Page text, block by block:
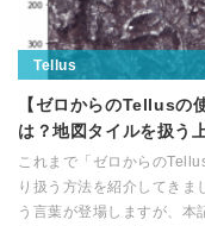
Tellus
【ゼロからのTellusの
は？地図タイルを扱う
これまで「ゼロからの
り扱う方法を紹介してきま
う言葉が登場しますが、